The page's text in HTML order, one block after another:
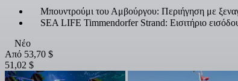
Μπουντρούμι του Αμβούργου: Περιήγηση με
SEA LIFE Timmendorfer Strand: Εισιτήριο
Νέο
Από 53,70 $
51,02 $